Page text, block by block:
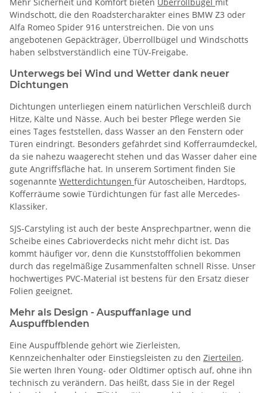
Windschott, die den Roadstercharakter eines BMW Z3 oder
Alfa Romeo Spider 916 unterstreichen. Die von uns
angebotenen Gepäckträger, Überrollbügel und Windschotts
haben selbstverständlich eine TÜV-Freigabe.
Unterwegs bei Wind und Wetter dank neuer
Dichtungen
Dichtungen unterliegen einem natürlichen Verschleiß durch
Hitze, Kälte und Nässe. Auch bei bester Pflege werden Sie
eines Tages feststellen, dass Wasser an den Fenstern oder
Türen eindringt. Besonders gefährdet sind Kofferraumdeckel,
da sie nahezu waagerecht stehen und das Wasser daher eine
gute Angriffsfläche hat. In unserem Sortiment finden Sie
sogenannte Wetterdichtungen für Autoscheiben, Hardtops,
Kofferräume sowie Türdichtungen für fast alle Mercedes-
Klassiker.
SJS-Carstyling ist auch der beste Ansprechpartner, wenn die
Scheibe eines Cabrioverdecks nicht mehr dicht ist. Das
kommt häufiger vor, denn die Kunststofffolien bekommen
durch das regelmäßige Zusammenfalten schnell Risse. Unser
hochwertiges PVC-Material ist bestens für den Ersatz dieser
Folien geeignet.
Mehr als Design - Auspuffanlage und
Auspuffblenden
Eine Auspuffblende gehört wie Zierleisten,
Kennzeichenhalter oder Einstiegsleisten zu den Zierteilen.
Sie werten Ihren Young- oder Oldtimer optisch auf, ohne ihn
technisch zu verändern. Das heißt, dass Sie in der Regel